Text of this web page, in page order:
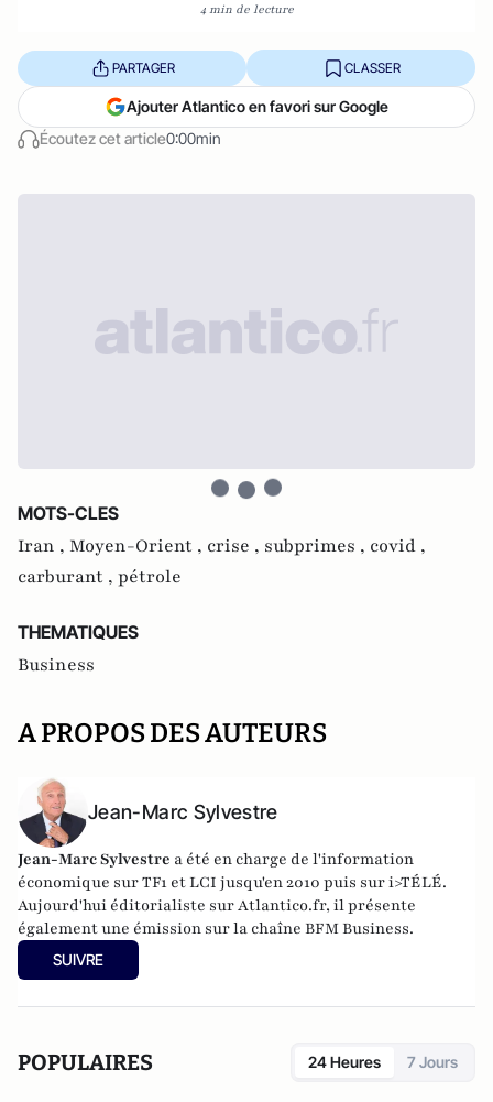
4 min de lecture
Écoutez cet article0:00min
PARTAGER CLASSER
Ajouter Atlantico en favori sur Google
MOTS-CLES
Iran , Moyen-Orient , crise , subprimes , covid ,
carburant , pétrole
THEMATIQUES
Business
A PROPOS DES AUTEURS
Jean-Marc Sylvestre
Jean-Marc Sylvestre a été en charge de l'information
économique sur TF1 et LCI jusqu'en 2010 puis sur i>TÉLÉ.
Aujourd'hui éditorialiste sur Atlantico.fr, il présente
également une émission sur la chaîne BFM Business.
SUIVRE
POPULAIRES 24 Heures 7 Jours